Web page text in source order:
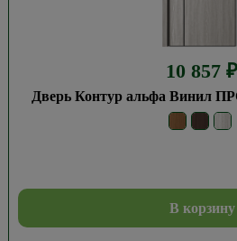
10 857 ₽
Дверь Контур альфа Винил
В корзину